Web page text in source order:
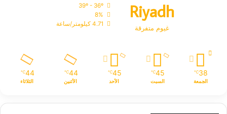
Riyadh
غيوم متفرقة
8%
4.71 كيلومتر/ساعة
38
℃
الجمعة
45
℃
السبت
45
℃
الأحد
44
℃
الأثنين
44
℃
الثلاثاء